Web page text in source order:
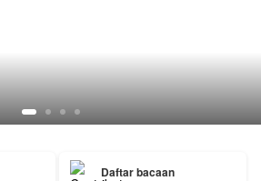
Daftar bacaan